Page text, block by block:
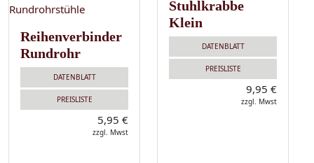
Reihenverbinder
Rundrohr
DATENBLATT
PREISLISTE
5,95 €
zzgl. Mwst
Stuhlkrabbe
Klein
DATENBLATT
PREISLISTE
9,95 €
zzgl. Mwst